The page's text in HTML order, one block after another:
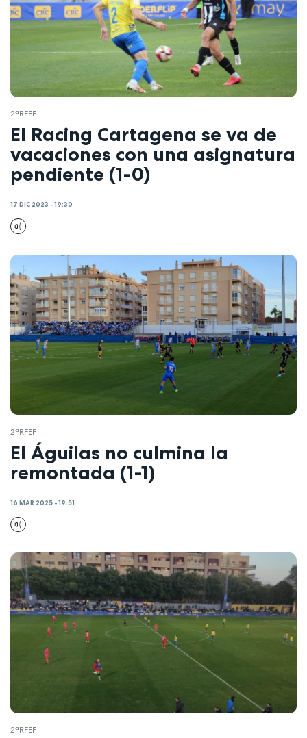
2ªRFEF
El Racing Cartagena se va de
vacaciones con una asignatura
pendiente (1-0)
17 DIC 2023 - 19:30
2ªRFEF
El Águilas no culmina la
remontada (1-1)
16 MAR 2025 - 19:51
2ªRFEF